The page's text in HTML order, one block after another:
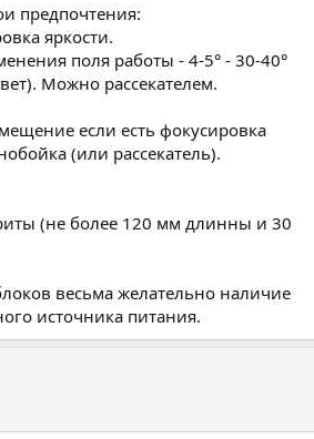
предпочтения:
яркости.
поля работы - 4-5° - 30-40°
Можно рассекателем.
если есть фокусировка
(или рассекатель).
(не более 120 мм длинны и 30
весьма желательно наличие
источника питания.